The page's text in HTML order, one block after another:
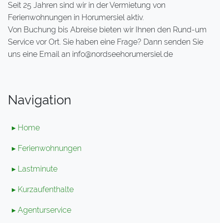
Seit 25 Jahren sind wir in der Vermietung von
Ferienwohnungen in Horumersiel aktiv.
Von Buchung bis Abreise bieten wir Ihnen den Rund-um
Service vor Ort. Sie haben eine Frage? Dann senden Sie
uns eine Email an info@nordseehorumersiel.de
Navigation
▸ Home
▸ Ferienwohnungen
▸ Lastminute
▸ Kurzaufenthalte
▸ Agenturservice